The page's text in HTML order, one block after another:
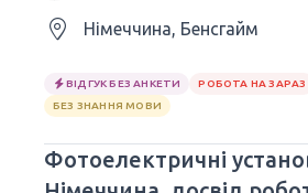
Німеччина, Бенсгайм
ВІДГУК БЕЗ АНКЕТИ РОБОТА НА ЗАРАЗ
БЕЗ ЗНАННЯ МОВИ
Фотоелектричні